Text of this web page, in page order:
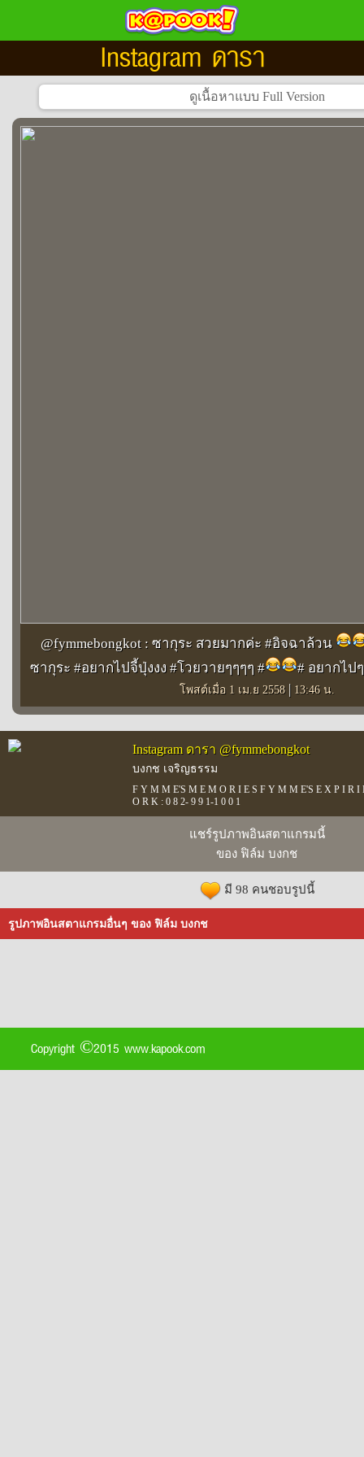
Instagram ดารา
@fymmebongkot : ซากุระ สวยมากค่ะ #อิจฉาล้วน
ซากุระ #อยากไปจี้ปุ่งงง #โวยวายๆๆๆๆ #
# อยากไป
โพสต์เมื่อ 1 เม.ย 2558 | 13:46 น.
Instagram ดารา @fymmebongkot
บงกช เจริญธรรม
F Y M M E'S M E M O R I E S F Y M M E'S E X P I R I
O R K : 0 8 2- 9 9 1-1 0 0 1
แชร์รูปภาพอินสตาแกรมนี้
ของ ฟิล์ม บงกช
มี 98 คนชอบรูปนี้
รูปภาพอินสตาแกรมอื่นๆ ของ ฟิล์ม บงกช
Copyright ©2015 www.kapook.com